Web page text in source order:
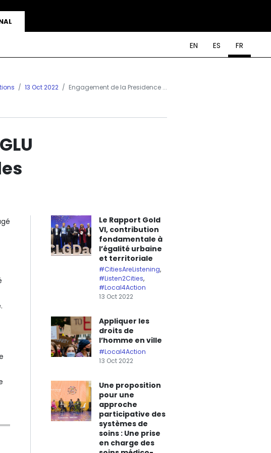
EN ES FR
13 Oct 2022 Engagement de la Presidence ...
Le Rapport Gold
VI, contribution
fondamentale à
l’égalité urbaine
et territoriale
#CitiesAreListening,
#Listen2Cities,
#Local4Action
13 Oct 2022
Appliquer les
droits de
l’homme en ville
#Local4Action
13 Oct 2022
Une proposition
pour une
approche
participative des
systèmes de
soins : Une prise
en charge des